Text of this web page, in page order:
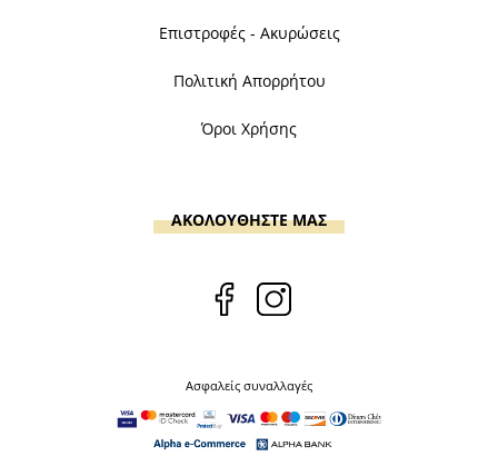
Επιστροφές - Ακυρώσεις
Πολιτική Απορρήτου
Όροι Χρήσης
ΑΚΟΛΟΥΘΗΣΤΕ ΜΑΣ
Ασφαλείς συναλλαγές